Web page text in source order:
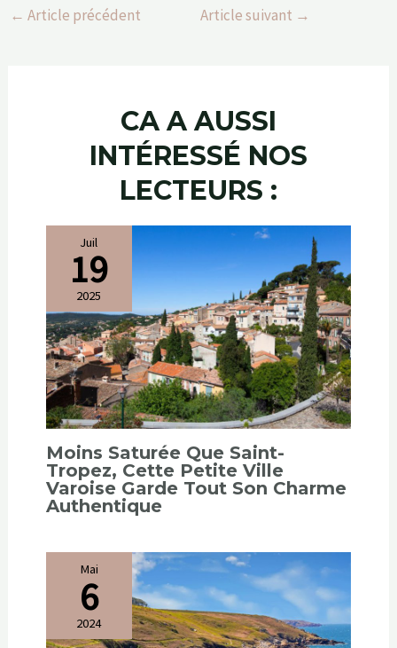
← Article précédent Article suivant →
CA A AUSSI
INTÉRESSÉ NOS
LECTEURS :
Juil
19
2025
Moins Saturée Que Saint-
Tropez, Cette Petite Ville
Varoise Garde Tout Son Charme
Authentique
Mai
6
2024